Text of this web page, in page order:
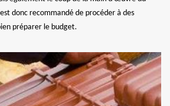
donc recommandé de procéder à des
préparer le budget.